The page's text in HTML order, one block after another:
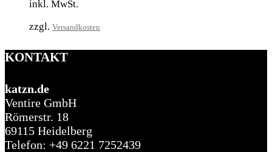
inkl. MwSt.
zzgl. Versandkosten
KONTAKT
katzn.de
Ventire GmbH
Römerstr. 18
69115 Heidelberg
Telefon: +49 6221 7252439